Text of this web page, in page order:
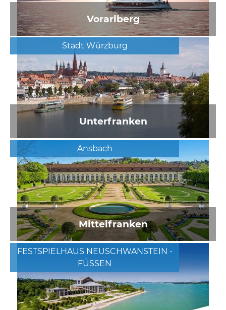
Vorarlberg
Stadt Würzburg
Unterfranken
Ansbach
Mittelfranken
FESTSPIELHAUS NEUSCHWANSTEIN -
FÜSSEN